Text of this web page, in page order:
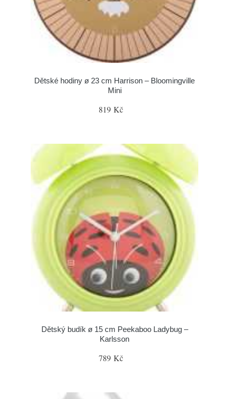
Dětské hodiny ø 23 cm Harrison – Bloomingville
Mini
819 Kč
Dětský budík ø 15 cm Peekaboo Ladybug –
Karlsson
789 Kč